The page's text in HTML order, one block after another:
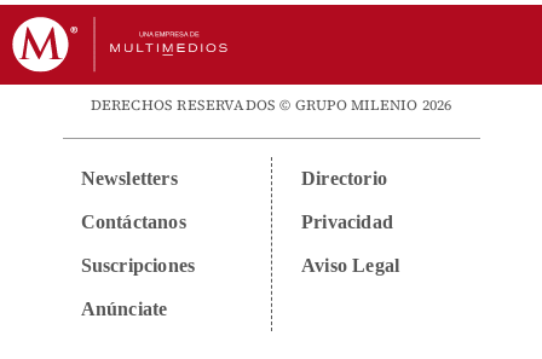
DERECHOS RESERVADOS © GRUPO MILENIO 2026
Newsletters
Contáctanos
Suscripciones
Anúnciate
Directorio
Privacidad
Aviso Legal